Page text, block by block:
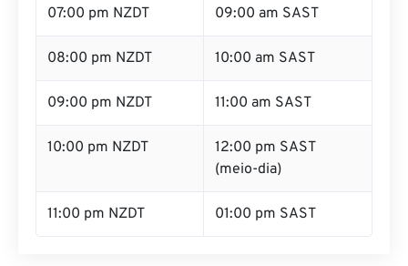
07:00 pm NZDT 09:00 am SAST
08:00 pm NZDT 10:00 am SAST
09:00 pm NZDT 11:00 am SAST
10:00 pm NZDT
12:00 pm SAST
(meio-dia)
11:00 pm NZDT 01:00 pm SAST